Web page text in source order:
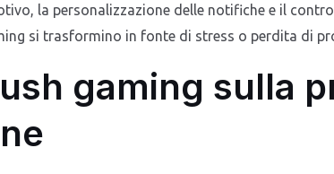
la personalizzazione delle notifiche e il
si trasformino in fonte di stress o perdita di
gaming sulla